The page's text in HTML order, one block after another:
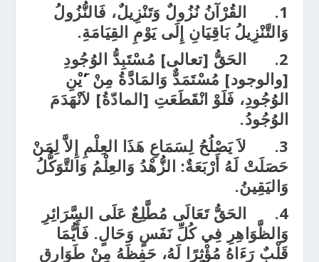
1.
القُرْآنُ نُزُولٌ وَتَنْزِيلٌ، فَالنُّزُولُ
وَالتَّنْزِيلُ بَاقِيَانِ إِلَى يَوْمِ القِيَامَةِ.
2.
الحَقُّ [تعالى] مُسْتَبِدُّ الوُجُودِ
[والوجود] مُسْتَمَدٌّ وَالمَادَّةُ مِنْ ‘َيْنِ
الوُجُودِ، فَلَوْ انْقَطَعَتِ [المادّةُ] لاَنْهَدَمَ
الوُجُودُ.
3.
لاَ يَصْلُحُ لِسَمَاعِ هَذَا العِلْمِ إِلاَّ لِمَنْ
حَصَلَتْ لَهُ أَرْبَعَةٌ: الزُّهْدُ وَالعِلْمُ وَالتَّوَكُّلُ
وَاليَقِينُ.
4.
الحَقُّ تَعَالَى مُطَّلِعٌ عَلَى السَّرَائِرِ
وَالظَّوَاهِرِ فِي كُلِّ نَفَسٍ وَحَالٍ. فَأَيُّمَا
قَلْبٌ رَءَاهُ مُؤْثِرًا لَهُ، حَفِظَهُ مِنْ طَوَارِقِ